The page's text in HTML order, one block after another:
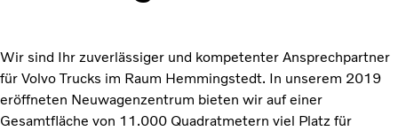
Über uns
Karriere
Technisches
Wir sind Ihr zuverlässiger und kompetenter Ansprechpartner
für Volvo Trucks im Raum Hemmingstedt. In unserem 2019
eröffneten Neuwagenzentrum bieten wir auf einer
Gesamtfläche von 11.000 Quadratmetern viel Platz für